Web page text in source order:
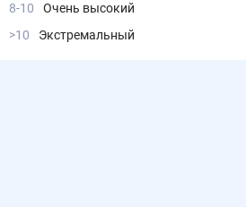
8-10
Очень высокий
>10
Экстремальный